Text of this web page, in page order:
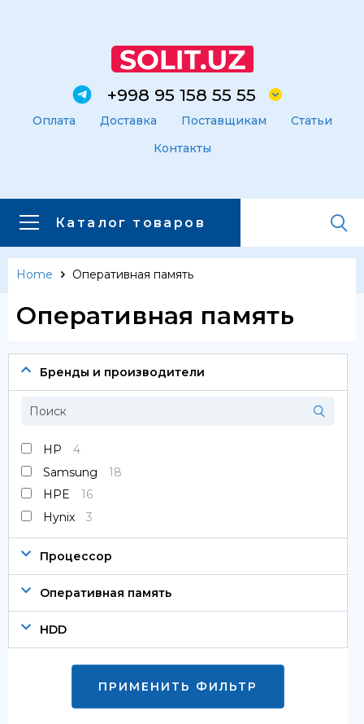
+998 95 158 55 55
Оплата Доставка Поставщикам
Статьи
Контакты
Каталог товаров
Каталог товаров
Сервера
Системы хранения данных
Серверные комплектующие
Оперативная память
SAS диски
SSD диски
SATA диски
Блоки питания
Коммутаторы
Home Оперативная память
Оперативная память
Бренды и производители
HP
4
Samsung
18
HPE
16
Hynix
3
Процессор
Оперативная память
HDD
ПРИМЕНИТЬ ФИЛЬТР